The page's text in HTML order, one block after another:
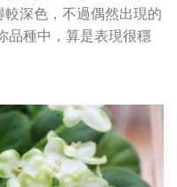
深色，不過偶然出現的
品種中，算是表現很穩